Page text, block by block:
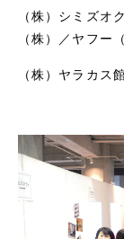
（株）シミズオ
（株）／ ヤフー
（株）ヤラカス